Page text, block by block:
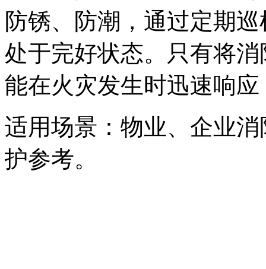
防锈、防潮，通过定期
处于完好状态。只有将
能在火灾发生时迅速响
适用场景：物业、企业
护参考。